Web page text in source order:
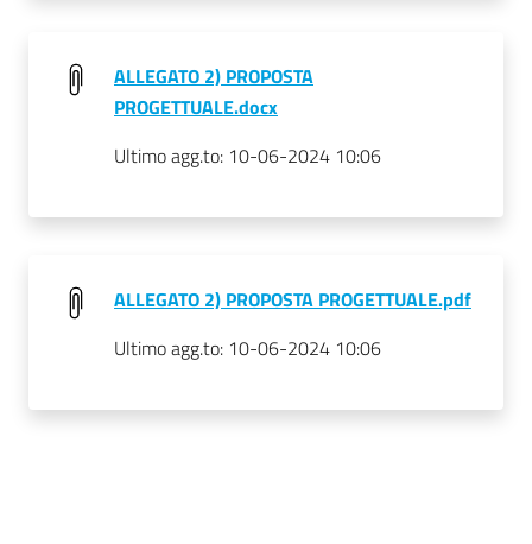
ALLEGATO 2) PROPOSTA
PROGETTUALE.docx
Ultimo agg.to: 10-06-2024 10:06
ALLEGATO 2) PROPOSTA PROGETTUALE.pdf
Ultimo agg.to: 10-06-2024 10:06